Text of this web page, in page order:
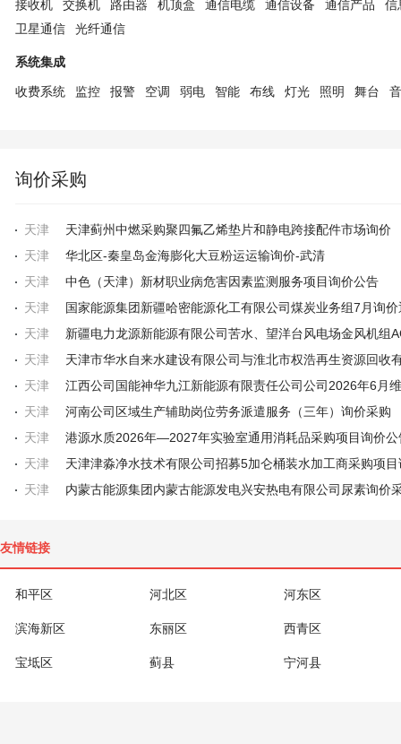
接收机 交换机 路由器 机顶盒 通信电缆 通信设备 通信产品
信
卫星通信
光纤通信
系统集成
收费系统 监控 报警 空调 弱电 智能 布线 灯光 照明 舞台
询价采购
天津
天津蓟州中燃采购聚四氟乙烯垫片和静电跨接配件市场询价
天津
华北区-秦皇岛金海膨化大豆粉运运输询价-武清
天津
中色（天津）新材职业病危害因素监测服务项目询价公告
天津
天津
天津
天津
天津
河南公司区域生产辅助岗位劳务派遣服务（三年）询价采购
天津
港源水质2026年—2027年实验室通用消耗品采购项目询价公
天津
天津
内蒙古能源集团内蒙古能源发电兴安热电有限公司尿素询价
友情链接
和平区 河北区 河东区
滨海新区 东丽区 西青区
宝坻区 蓟县 宁河县